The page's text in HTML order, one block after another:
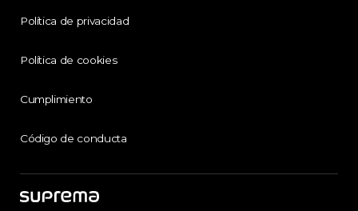
Política de privacidad
Política de cookies
Cumplimiento
Código de conducta